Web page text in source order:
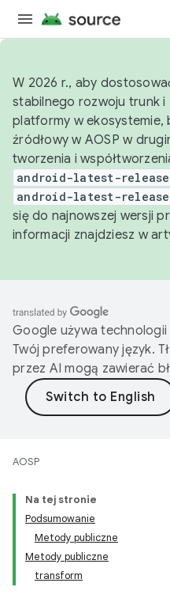
W 2026 r., aby
stabilnego rozwoju trunk i
platformy w ekosystemie,
źródłowy w AOSP w
tworzenia i
android-latest-release
android-latest-release
się do najnowszej wersji
informacji znajdziesz w
Google używa technologii
Twój preferowany język.
przez AI mogą zawierać
AOSP
Na tej stronie
Podsumowanie
Metody publiczne
Metody publiczne
transform